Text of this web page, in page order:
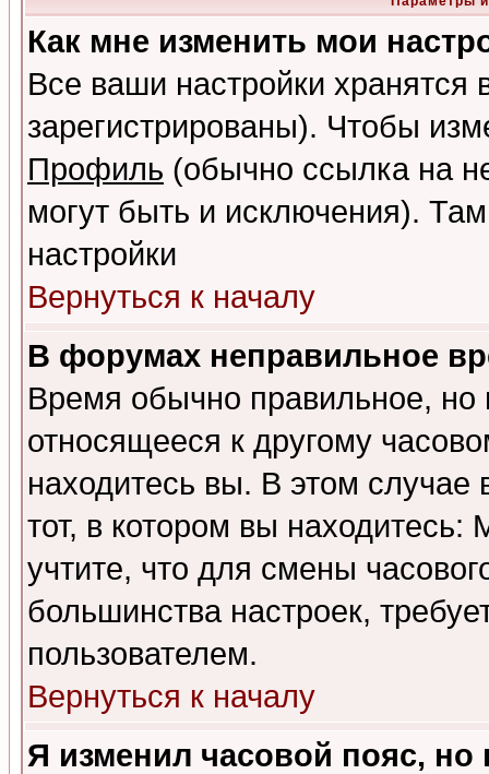
Как мне изменить мои
Все ваши настройки
зарегистрированы). Чтобы
Профиль (обычно ссылка на
могут быть и исключения).
настройки
Вернуться к началу
В форумах неправильное
Время обычно правильное,
относящееся к другому
находитесь вы. В этом
тот, в котором вы
учтите, что для смены
большинства настроек,
пользователем.
Вернуться к началу
Я изменил часовой пояс,